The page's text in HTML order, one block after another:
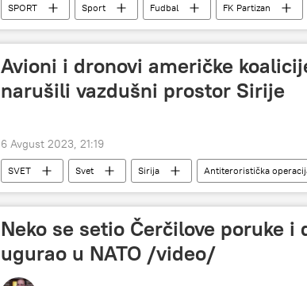
SPORT Sport Fudbal FK Partizan
Avioni i dronovi američke
narušili vazdušni prostor Sirije
6 Avgust 2023, 21:19
SVET Svet Sirija Antiteroristička
američka koalicija
Neko se setio Čerčilove poruke i
ugurao u NATO /video/